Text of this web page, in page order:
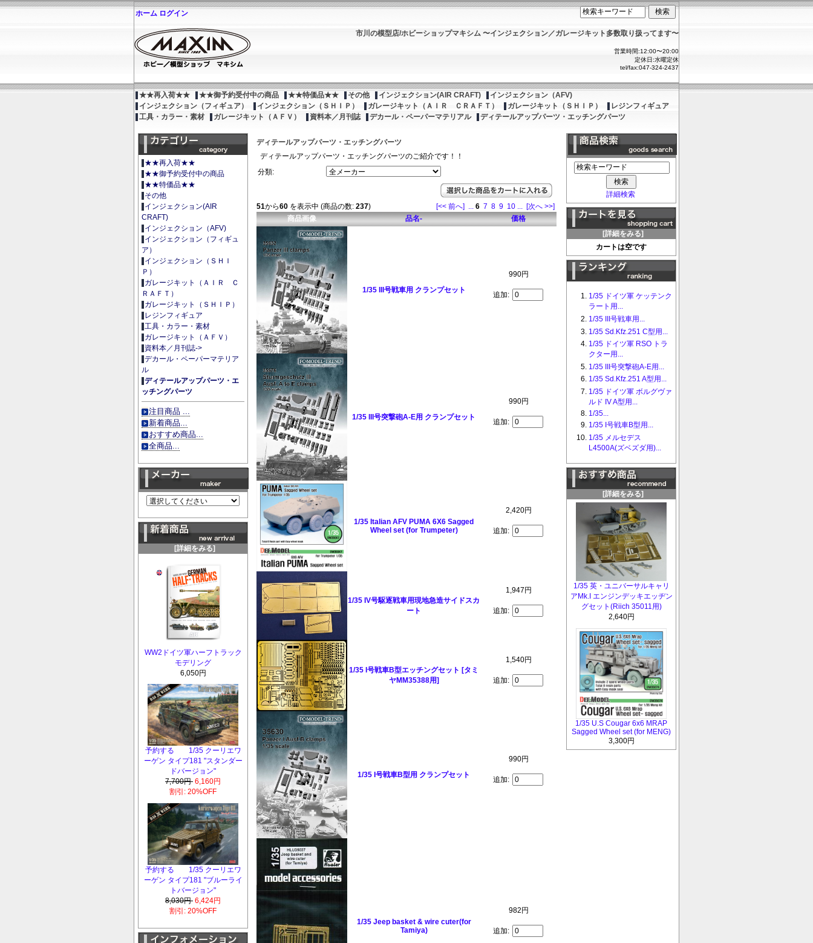
ホーム ログイン
市川の模型店/ホビーショップマキシム 〜インジェクション／ガレージキット多数取り扱ってます〜
営業時間:12:00〜20:00
定休日:水曜定休
tel/fax:047-324-2437
★★再入荷★★ ★★御予約受付中の商品 ★★特価品★★ その他 インジェクション(AIR CRAFT)
インジェクション（AFV)
インジェクション（フィギュア）
インジェクション（ＳＨＩＰ） ガレージキット（ＡＩＲ ＣＲＡＦＴ） ガレージキット（ＳＨＩＰ）
レジンフィギュア
工具・カラー・素材
ガレージキット（ＡＦＶ） 資料本／月刊誌 デカール・ペーパーマテリアル ディテールアップパーツ・エッチングパーツ
★★再入荷★★
★★御予約受付中の商品
★★特価品★★
その他
インジェクション(AIR
CRAFT)
インジェクション（AFV)
インジェクション（フィギュ
ア）
インジェクション（ＳＨＩ
Ｐ）
ガレージキット（ＡＩＲ Ｃ
ＲＡＦＴ）
ガレージキット（ＳＨＩＰ）
レジンフィギュア
工具・カラー・素材
ガレージキット（ＡＦＶ）
資料本／月刊誌->
デカール・ペーパーマテリア
ル
ディテールアップパーツ・エ
ッチングパーツ
注目商品 ...
新着商品...
おすすめ商品...
全商品...
[詳細をみる]
WW2ドイツ軍ハーフトラック
モデリング
6,050円
予約する 1/35 クーリエワ
ーゲン タイプ181 "スタンダー
ドバージョン"
7,700円 6,160円
割引: 20%OFF
予約する 1/35 クーリエワ
ーゲン タイプ181 "ブルーライ
トバージョン"
8,030円 6,424円
割引: 20%OFF
ディテールアップパーツ・エッチングパーツ
ディテールアップパーツ・エッチングパーツのご紹介です！！
分類:
51から60を表示中 (商品の数: 237) [<< 前へ] ... 6 7 8 9 10 ... [次へ >>]
商品画像
品名- 価格
1/35 III号戦車用 クランプセット
990円
追加:
1/35 III号突撃砲A-E用 クランプセット
990円
追加:
1/35 Italian AFV PUMA 6X6 Sagged
Wheel set (for Trumpeter)
2,420円
追加:
1/35 IV号駆逐戦車用現地急造サイドスカ
ート
1,947円
追加:
1/35 I号戦車B型エッチングセット [タミ
ヤMM35388用]
1,540円
追加:
1/35 I号戦車B型用 クランプセット
990円
追加:
1/35 Jeep basket & wire cuter(for
Tamiya)
982円
追加:
詳細検索
[詳細をみる]
カートは空です
1/35 ドイツ軍 ケッテンク
ラート用...
1/35 III号戦車用...
1/35 Sd.Kfz.251 C型用...
1/35 ドイツ軍 RSO トラ
クター用...
1/35 III号突撃砲A-E用...
1/35 Sd.Kfz.251 A型用...
1/35 ドイツ軍 ボルグヴァ
ルド IV A型用...
1/35...
1/35 I号戦車B型用...
1/35 メルセデス
L4500A(ズベズダ用)...
[詳細をみる]
1/35 英・ユニバーサルキャリ
アMk.I エンジンデッキエッヂン
グセット(Riich 35011用)
2,640円
1/35 U.S Cougar 6x6 MRAP
Sagged Wheel set (for MENG)
3,300円